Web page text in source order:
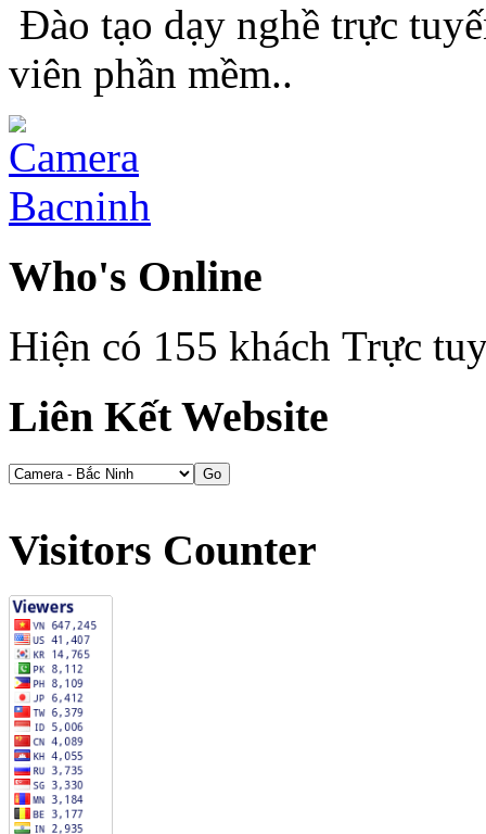
Đào tạo dạy nghề trực
viên phần mềm..
Who's Online
Hiện có 155 khách Trực
Liên Kết Website
Visitors Counter